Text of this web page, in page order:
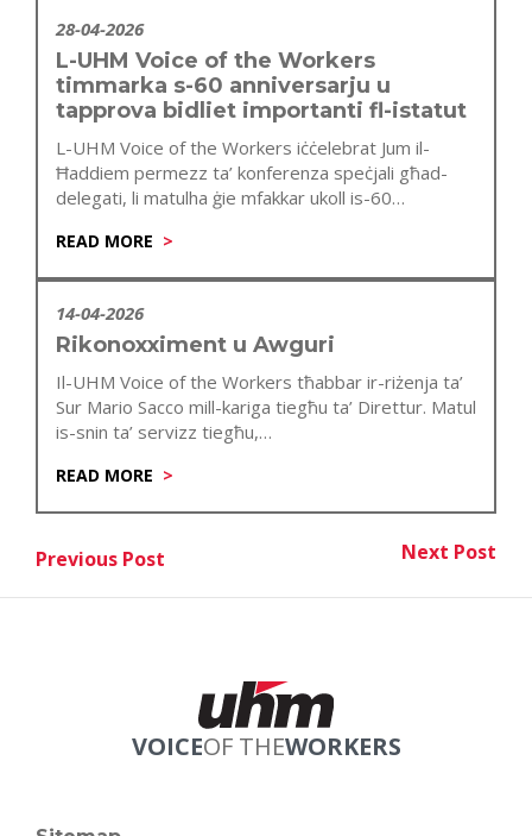
28-04-2026
L-UHM Voice of the Workers
timmarka s-60 anniversarju u
tapprova bidliet importanti fl-istatut
L-UHM Voice of the Workers iċċelebrat Jum il-
Ħaddiem permezz ta’ konferenza speċjali għad-
delegati, li matulha ġie mfakkar ukoll is-60
READ MORE
14-04-2026
Rikonoxximent u Awguri
Il-UHM Voice of the Workers tħabbar ir-riżenja ta’
Sur Mario Sacco mill-kariga tiegħu ta’ Direttur. Matul
is-snin ta’ servizz tiegħu,…
READ MORE
Post
navigation
Previous Post
Previous Post Next Post
VOICEOF THEWORKERS